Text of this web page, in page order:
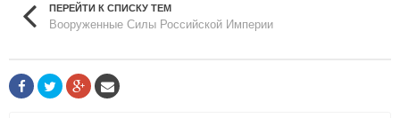
ПЕРЕЙТИ К СПИСКУ ТЕМ
Вооруженные Силы Российской Империи